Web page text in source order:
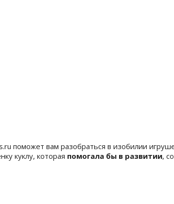
поможет вам разобраться в изобилии
куклу, которая помогала бы в развитии,